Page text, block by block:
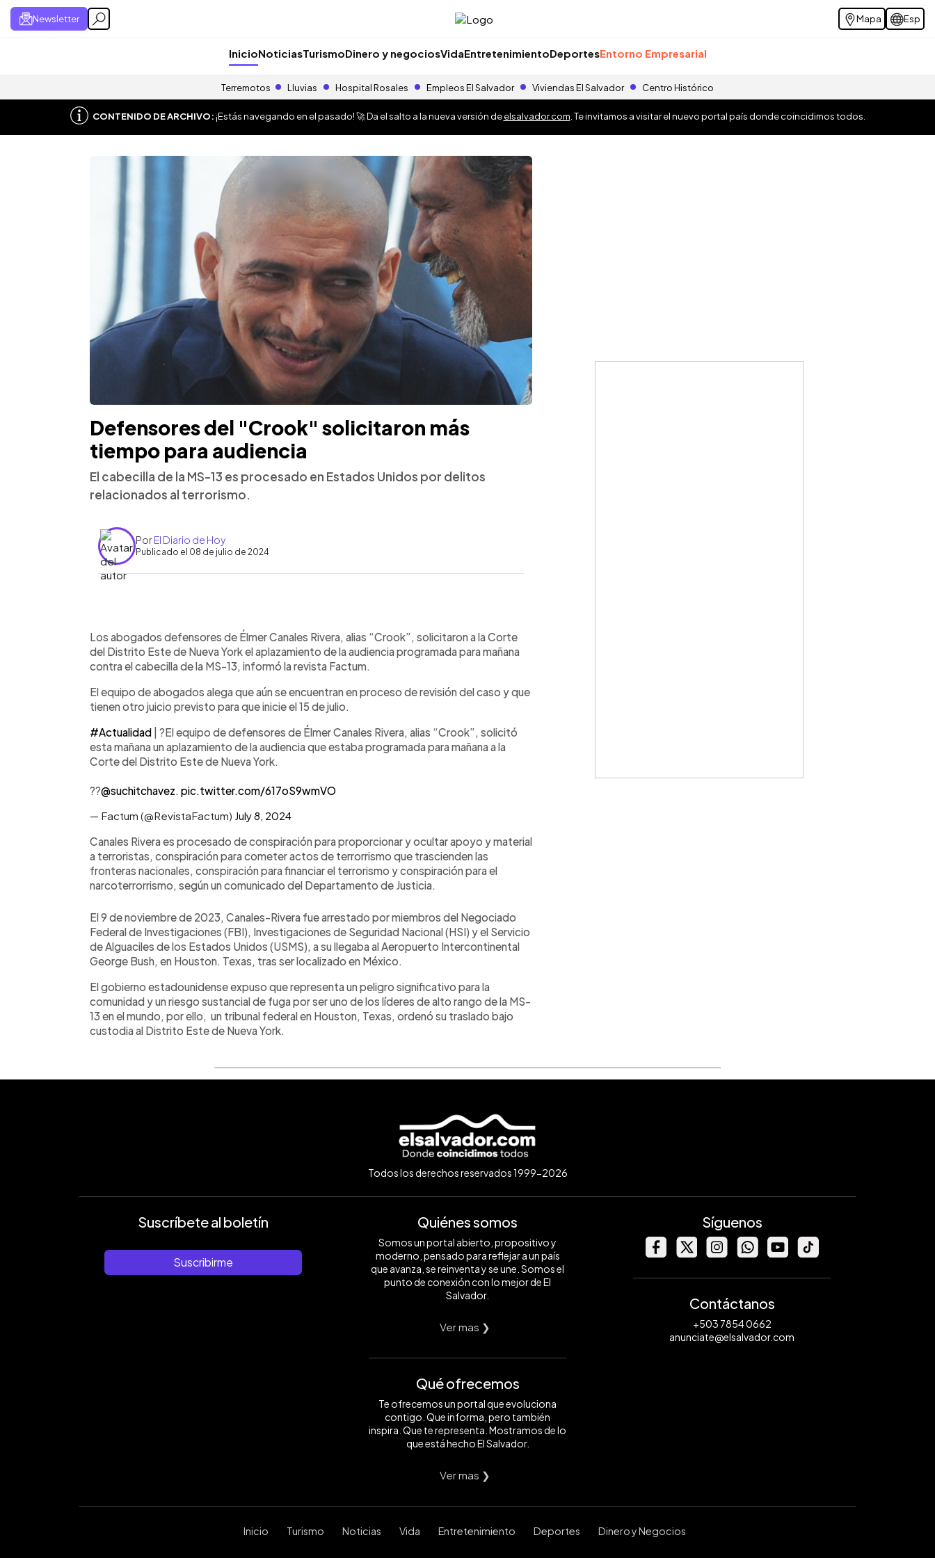
Newsletter Mapa Esp
InicioNoticiasTurismoDinero y negociosVidaEntretenimientoDeportesEntorno Empresarial
Terremotos Lluvias Hospital Rosales Empleos El Salvador Viviendas El Salvador Centro Histórico
CONTENIDO DE ARCHIVO:¡Estás navegando en el pasado! 🚀 Da el salto a la nueva versión deelsalvador.com . Te invitamos a visitar el nuevo portal país donde coincidimos todos.
Defensores del "Crook" solicitaron más
tiempo para audiencia
El cabecilla de la MS-13 es procesado en Estados Unidos por delitos
relacionados al terrorismo.
PorEl Diario de Hoy
Publicado el 08 de julio de 2024
Escuchar artículo
Los abogados defensores de Élmer Canales Rivera, alias “Crook”, solicitaron a la Corte
del Distrito Este de Nueva York el aplazamiento de la audiencia programada para mañana
contra el cabecilla de la MS-13, informó la revista Factum.
El equipo de abogados alega que aún se encuentran en proceso de revisión del caso y que
tienen otro juicio previsto para que inicie el 15 de julio.
#Actualidad | ?El equipo de defensores de Élmer Canales Rivera, alias “Crook”, solicitó
esta mañana un aplazamiento de la audiencia que estaba programada para mañana a la
Corte del Distrito Este de Nueva York.
?️?@suchitchavez pic.twitter.com/617oS9wmVO
— Factum (@RevistaFactum) July 8, 2024
Canales Rivera es procesado de conspiración para proporcionar y ocultar apoyo y material
a terroristas, conspiración para cometer actos de terrorrismo que trascienden las
fronteras nacionales, conspiración para financiar el terrorismo y conspiración para el
narcoterrorrismo, según un comunicado del Departamento de Justicia.
El 9 de noviembre de 2023, Canales-Rivera fue arrestado por miembros del Negociado
Federal de Investigaciones (FBI), Investigaciones de Seguridad Nacional (HSI) y el Servicio
de Alguaciles de los Estados Unidos (USMS), a su llegaba al Aeropuerto Intercontinental
George Bush, en Houston. Texas, tras ser localizado en México.
El gobierno estadounidense expuso que representa un peligro significativo para la
comunidad y un riesgo sustancial de fuga por ser uno de los líderes de alto rango de la MS-
13 en el mundo, por ello, un tribunal federal en Houston, Texas, ordenó su traslado bajo
custodia al Distrito Este de Nueva York.
Todos los derechos reservados 1999-2026
Suscríbete al boletín
Suscribirme
Quiénes somos
Somos un portal abierto, propositivo y
moderno, pensado para reflejar a un país
que avanza, se reinventa y se une. Somos el
punto de conexión con lo mejor de El
Salvador.
Ver mas ❯
Qué ofrecemos
Te ofrecemos un portal que evoluciona
contigo. Que informa, pero también
inspira. Que te representa. Mostramos de lo
que está hecho El Salvador.
Ver mas ❯
Síguenos
Contáctanos
+503 7854 0662
anunciate@elsalvador.com
Inicio Turismo Noticias Vida Entretenimiento Deportes Dinero y Negocios